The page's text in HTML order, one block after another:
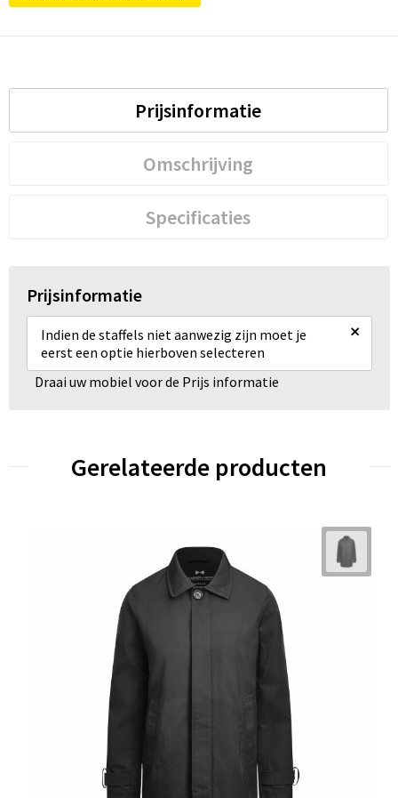
Prijsinformatie
Omschrijving
Specificaties
Prijsinformatie
Indien de staffels niet aanwezig zijn moet je
eerst een optie hierboven selecteren
×
Draai uw mobiel voor de Prijs informatie
Gerelateerde producten